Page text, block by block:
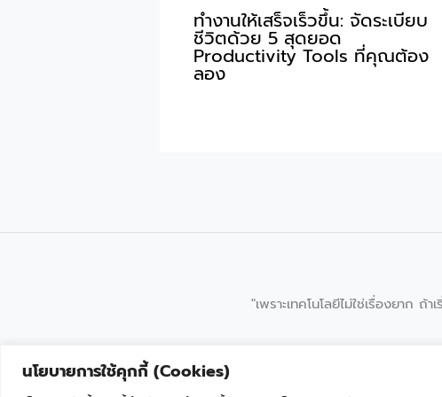
นโยบายการใช้คุกกี้ (Cookies)
ทำงานให้เสร็จเร็วขึ้น: จัดระเบียบ
ชีวิตด้วย 5 สุดยอด
Productivity Tools ที่คุณต้อง
ลอง
"เพราะเทคโนโลยีไม่ใช่เรื่องยาก ถ้